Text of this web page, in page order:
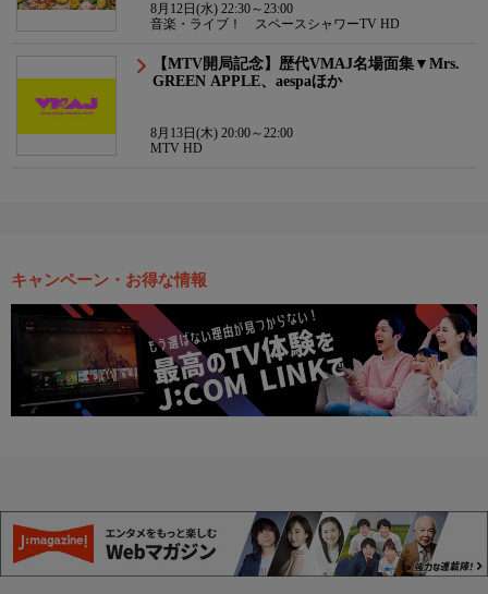
8月12日(水) 22:30～23:00
音楽・ライブ！ スペースシャワーTV HD
【MTV開局記念】歴代VMAJ名場面集▼Mrs.
GREEN APPLE、aespaほか
8月13日(木) 20:00～22:00
MTV HD
キャンペーン・お得な情報